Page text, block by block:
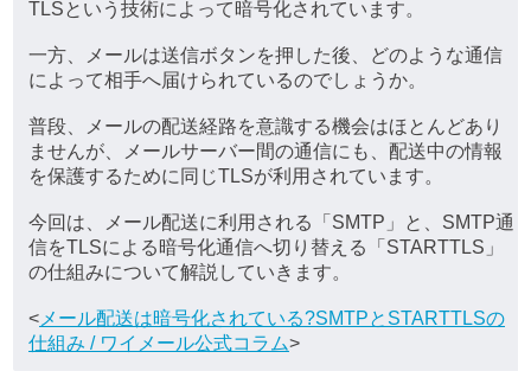
TLSという技術によって暗号化されています。
一方、メールは送信ボタンを押した後、どのような通信
によって相手へ届けられているのでしょうか。
普段、メールの配送経路を意識する機会はほとんどあり
ませんが、メールサーバー間の通信にも、配送中の情報
を保護するために同じTLSが利用されています。
今回は、メール配送に利用される「SMTP」と、SMTP通
信をTLSによる暗号化通信へ切り替える「STARTTLS」
の仕組みについて解説していきます。
< メール配送は暗号化されている?SMTPとSTARTTLSの
仕組み / ワイメール公式コラム>